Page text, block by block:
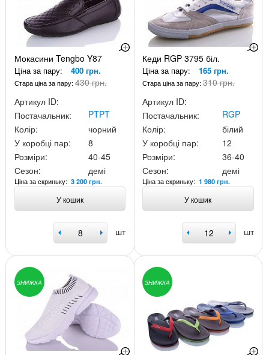
Мокасини Tengbo Y87
Ціна за пару: 400 грн.
Стара ціна за пару:430 грн.
Артикул ID:
Постачальник:
PTPT
Колір:
чорний
У коробці пар:
8
Розміри:
40-45
Сезон:
демі
Ціна за скриньку: 3 200 грн.
У кошик
шт
Кеди RGP 3795 біл.
Ціна за пару: 165 грн.
Стара ціна за пару:310 грн.
Артикул ID:
Постачальник:
RGP
Колір:
білий
У коробці пар:
12
Розміри:
36-40
Сезон:
демі
Ціна за скриньку:1 980 грн.
У кошик
шт
ЗНИЖКА ЗНИЖКА